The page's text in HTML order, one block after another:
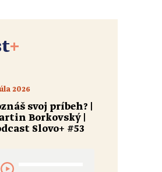
+
2026
svoj príbeh? |
Borkovský |
Slovo+ #53